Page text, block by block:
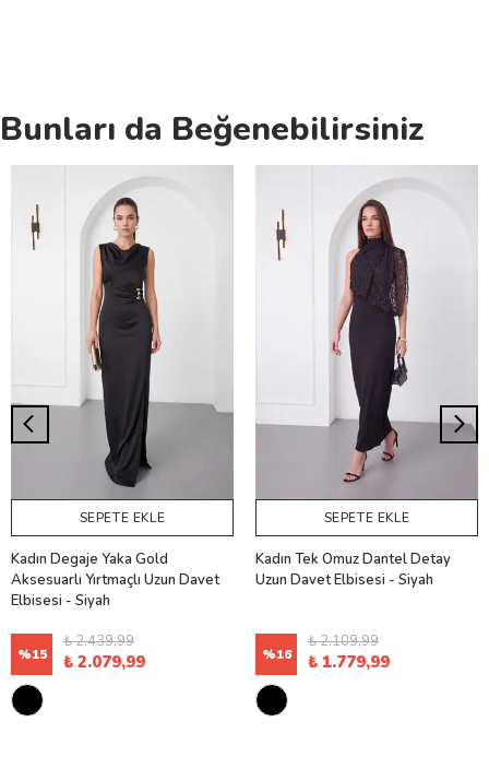
Bunları da Beğenebilirsiniz
SEPETE EKLE
Kadın Degaje Yaka Gold
Aksesuarlı Yırtmaçlı Uzun Davet
Elbisesi - Siyah
%15
₺ 2.439,99
₺ 2.079,99
SEPETE EKLE
Kadın Tek Omuz Dantel Detay
Uzun Davet Elbisesi - Siyah
%16
₺ 2.109,99
₺ 1.779,99